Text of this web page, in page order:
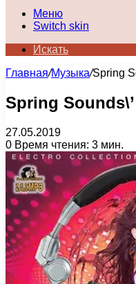
Меню
Switch skin
Искать
Главная/Музыка/Spring
Spring
27.05.2019
0 Время чтения: 3 мин.